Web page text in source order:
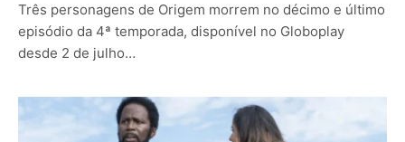
Três personagens de Origem morrem no décimo e último
episódio da 4ª temporada, disponível no Globoplay
desde 2 de julho…